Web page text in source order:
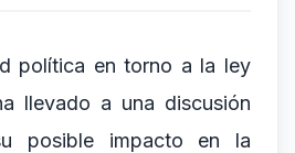
política en torno a la ley
llevado a una discusión
posible impacto en la